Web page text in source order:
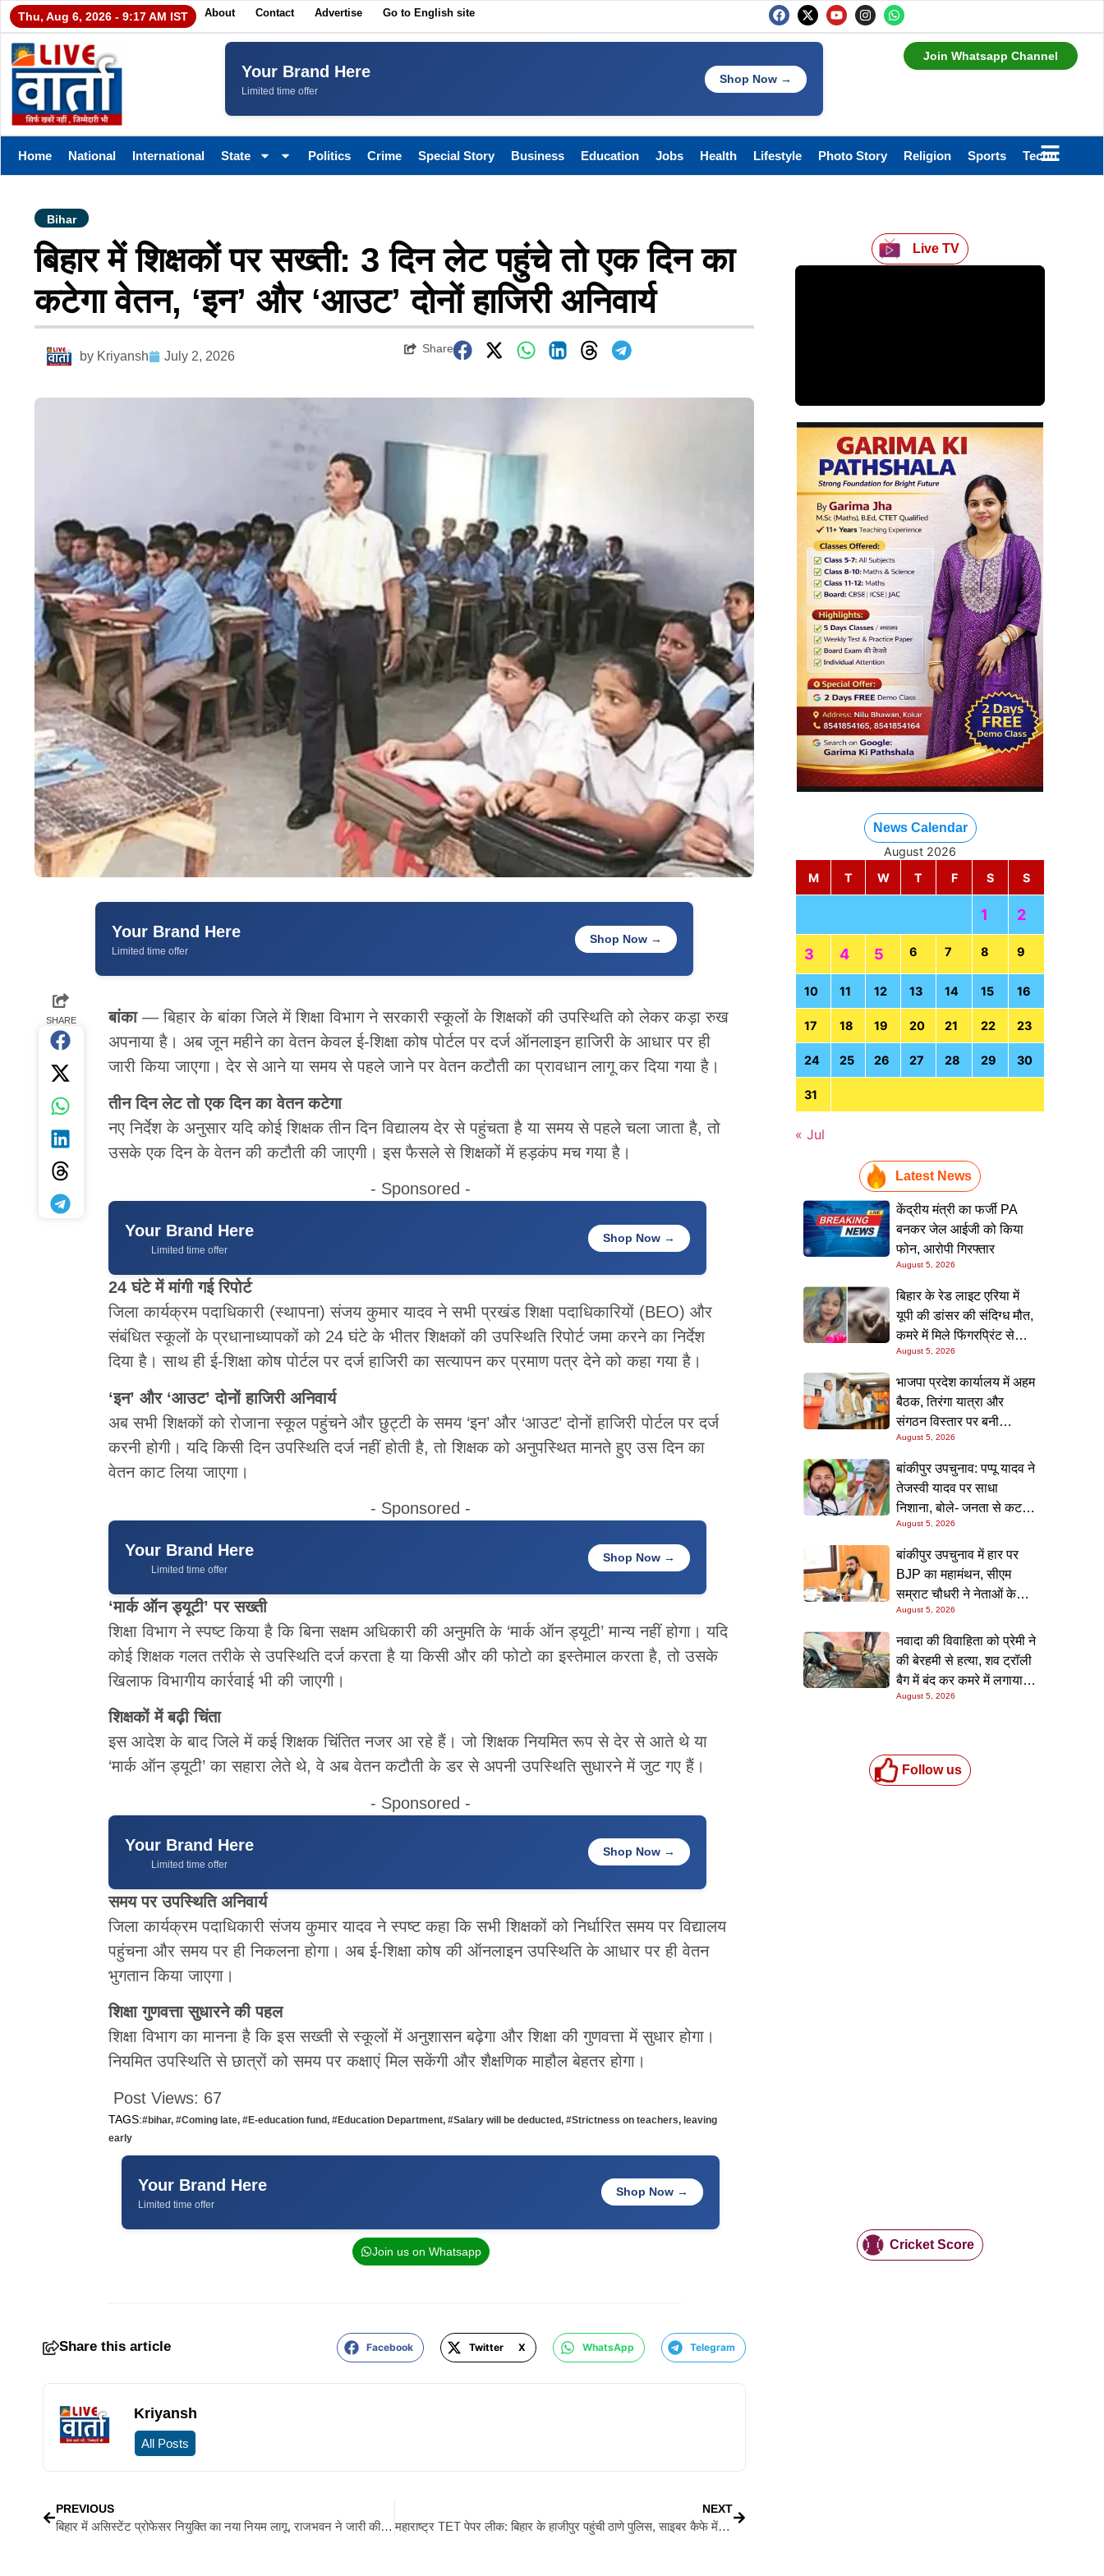
Thu, Aug 6, 2026 - 9:17 AM IST About Contact Advertise Go to English site
Your Brand Here
Limited time offer
Shop Now →
Join Whatsapp Channel
Home National International State Politics Crime Special Story Business Education Jobs Health Lifestyle Photo Story Religion Sports Technology
Bihar
बिहार में शिक्षकों पर सख्ती: 3 दिन लेट पहुंचे तो एक दिन का
कटेगा वेतन, ‘इन’ और ‘आउट’ दोनों हाजिरी अनिवार्य
by Kriyansh July 2, 2026
Share
Your Brand Here
Limited time offer
Shop Now →
SHARE बांका— बिहार के बांका जिले में शिक्षा विभाग ने सरकारी स्कूलों के शिक्षकों की उपस्थिति को लेकर कड़ा रुख
अपनाया है। अब जून महीने का वेतन केवल ई-शिक्षा कोष पोर्टल पर दर्ज ऑनलाइन हाजिरी के आधार पर ही
जारी किया जाएगा। देर से आने या समय से पहले जाने पर वेतन कटौती का प्रावधान लागू कर दिया गया है।
तीन दिन लेट तो एक दिन का वेतन कटेगा
नए निर्देश के अनुसार यदि कोई शिक्षक तीन दिन विद्यालय देर से पहुंचता है या समय से पहले चला जाता है, तो
उसके एक दिन के वेतन की कटौती की जाएगी। इस फैसले से शिक्षकों में हड़कंप मच गया है।
- Sponsored -
Your Brand Here
Limited time offer
Shop Now →
24 घंटे में मांगी गई रिपोर्ट
जिला कार्यक्रम पदाधिकारी (स्थापना) संजय कुमार यादव ने सभी प्रखंड शिक्षा पदाधिकारियों (BEO) और
संबंधित स्कूलों के प्रधानाध्यापकों को 24 घंटे के भीतर शिक्षकों की उपस्थिति रिपोर्ट जमा करने का निर्देश
दिया है। साथ ही ई-शिक्षा कोष पोर्टल पर दर्ज हाजिरी का सत्यापन कर प्रमाण पत्र देने को कहा गया है।
‘इन’ और ‘आउट’ दोनों हाजिरी अनिवार्य
अब सभी शिक्षकों को रोजाना स्कूल पहुंचने और छुट्टी के समय ‘इन’ और ‘आउट’ दोनों हाजिरी पोर्टल पर दर्ज
करनी होगी। यदि किसी दिन उपस्थिति दर्ज नहीं होती है, तो शिक्षक को अनुपस्थित मानते हुए उस दिन का
वेतन काट लिया जाएगा।
- Sponsored -
Your Brand Here
Limited time offer
Shop Now →
‘मार्क ऑन ड्यूटी’ पर सख्ती
शिक्षा विभाग ने स्पष्ट किया है कि बिना सक्षम अधिकारी की अनुमति के ‘मार्क ऑन ड्यूटी’ मान्य नहीं होगा। यदि
कोई शिक्षक गलत तरीके से उपस्थिति दर्ज करता है या किसी और की फोटो का इस्तेमाल करता है, तो उसके
खिलाफ विभागीय कार्रवाई भी की जाएगी।
शिक्षकों में बढ़ी चिंता
इस आदेश के बाद जिले में कई शिक्षक चिंतित नजर आ रहे हैं। जो शिक्षक नियमित रूप से देर से आते थे या
‘मार्क ऑन ड्यूटी’ का सहारा लेते थे, वे अब वेतन कटौती के डर से अपनी उपस्थिति सुधारने में जुट गए हैं।
- Sponsored -
Your Brand Here
Limited time offer
Shop Now →
समय पर उपस्थिति अनिवार्य
जिला कार्यक्रम पदाधिकारी संजय कुमार यादव ने स्पष्ट कहा कि सभी शिक्षकों को निर्धारित समय पर विद्यालय
पहुंचना और समय पर ही निकलना होगा। अब ई-शिक्षा कोष की ऑनलाइन उपस्थिति के आधार पर ही वेतन
भुगतान किया जाएगा।
शिक्षा गुणवत्ता सुधारने की पहल
शिक्षा विभाग का मानना है कि इस सख्ती से स्कूलों में अनुशासन बढ़ेगा और शिक्षा की गुणवत्ता में सुधार होगा।
नियमित उपस्थिति से छात्रों को समय पर कक्षाएं मिल सकेंगी और शैक्षणिक माहौल बेहतर होगा।
Post Views: 67
TAGS:#bihar, #Coming late, #E-education fund, #Education Department, #Salary will be deducted, #Strictness on teachers, leaving
early
Your Brand Here
Limited time offer
Shop Now →
Join us on Whatsapp
Share this article Facebook Twitter X WhatsApp Telegram
Kriyansh
All Posts
PREVIOUS
बिहार में असिस्टेंट प्रोफेसर नियुक्ति का नया नियम लागू, राजभवन ने जारी की नियमावली-2026
NEXT
महाराष्ट्र TET पेपर लीक: बिहार के हाजीपुर पहुंची ठाणे पुलिस, साइबर कैफे में छापेमारी, संचालक सोनू कुमार समेत 3 हिरासत में
Live TV
News Calendar
August 2026
M
T W T F S S
1 2
3 4 5 6 7 8 9
10 11 12 13 14 15 16
17 18 19 20 21 22 23
24 25 26 27 28 29 30
31
« Jul
Latest News
केंद्रीय मंत्री का फर्जी PA
बनकर जेल आईजी को किया
फोन, आरोपी गिरफ्तार
August 5, 2026
बिहार के रेड लाइट एरिया में
यूपी की डांसर की संदिग्ध मौत,
कमरे में मिले फिंगरप्रिंट से
हत्यारे तक पहुंचने की कोशिश
August 5, 2026
भाजपा प्रदेश कार्यालय में अहम
बैठक, तिरंगा यात्रा और
संगठन विस्तार पर बनी
रणनीति
August 5, 2026
बांकीपुर उपचुनाव: पप्पू यादव ने
तेजस्वी यादव पर साधा
निशाना, बोले- जनता से कट
चुके हैं आरजेडी के बड़े नेता
August 5, 2026
बांकीपुर उपचुनाव में हार पर
BJP का महामंथन, सीएम
सम्राट चौधरी ने नेताओं के
साथ की आपात बैठक
August 5, 2026
नवादा की विवाहिता को प्रेमी ने
की बेरहमी से हत्या, शव ट्रॉली
बैग में बंद कर कमरे में लगाया
ताला, दमन में खुला
August 5, 2026
Follow us
Cricket Score